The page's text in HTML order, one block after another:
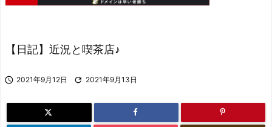
【日記】近況と喫茶店♪
 2021年9月12日  2021年9月13日